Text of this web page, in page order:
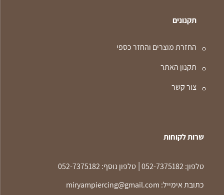
תקנונים
החזרת מוצרים והחזר כספי
תקנון האתר
צור קשר
שרות לקוחות
טלפון:052-7375182
| טלפון נוסף:052-7375182
כתובת אימייל: miryampiercing@gmail.com